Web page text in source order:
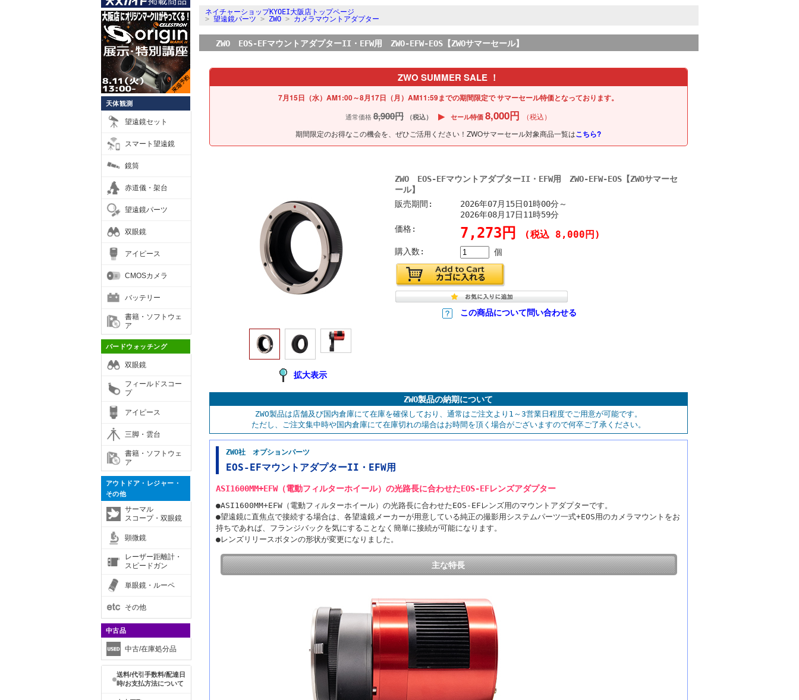
天体観測
望遠鏡セット
スマート望遠鏡
鏡筒
赤道儀・架台
望遠鏡パーツ
双眼鏡
アイピース
CMOSカメラ
バッテリー
書籍・ソフトウェ
ア
バードウォッチング
双眼鏡
フィールドスコー
プ
アイピース
三脚・雲台
書籍・ソフトウェ
ア
アウトドア・レジャー・
その他
サーマル
スコープ・双眼鏡
顕微鏡
レーザー距離計・
スピードガン
単眼鏡・ルーペ
その他
中古品
中古/在庫処分品
送料/代引手数料/配達日
時/お支払方法について
ネイチャーショップKYOEI大阪店トップページ
> 望遠鏡パーツ > ZWO> カメラマウントアダプター
ZWO EOS-EFマウントアダプターII・EFW用 ZWO-EFW-EOS【ZWOサマーセール】
ZWO SUMMER SALE ！
7月15日（水）AM1:00～8月17日（月）AM11:59までの期間限定でサマーセール特価となっております。
通常価格8,900円 （税込） ▶ セール特価 8,000円
（税込）
期間限定のお得なこの機会を、ぜひご活用ください！ZWOサマーセール対象商品一覧はこちら?
拡大表示
ZWO EOS-EFマウントアダプターII・EFW用 ZWO-EFW-EOS【ZWOサマーセ
ール】
販売期間:
2026年07月15日01時00分～
2026年08月17日11時59分
価格:
7,273円 (税込 8,000円)
購入数: 個
この商品について問い合わせる
ZWO製品の納期について
ZWO製品は店舗及び国内倉庫にて在庫を確保しており、通常はご注文より1～3営業日程度でご用意が可能です。
ただし、ご注文集中時や国内倉庫にて在庫切れの場合はお時間を頂く場合がございますので何卒ご了承ください。
ZWO社 オプションパーツ
EOS-EFマウントアダプターII・EFW用
ASI1600MM+EFW（電動フィルターホイール）の光路長に合わせたEOS-EFレンズアダプター
●ASI1600MM+EFW（電動フィルターホイール）の光路長に合わせたEOS-EFレンズ用のマウントアダプターです。
●望遠鏡に直焦点で接続する場合は、各望遠鏡メーカーが用意している純正の撮影用システムパーツ一式+EOS用のカメラマウントをお
持ちであれば、フランジバックを気にすることなく簡単に接続が可能になります。
●レンズリリースボタンの形状が変更になりました。
主な特長